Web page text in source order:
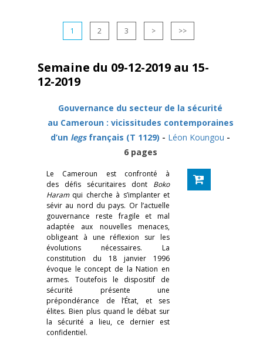
1 2 3 > >>
Semaine du 09-12-2019 au 15-
12-2019
Gouvernance du secteur de la sécurité
au Cameroun : vicissitudes contemporaines
d’un legs français (T 1129) - Léon Koungou -
6 pages
Le Cameroun est confronté à
des défis sécuritaires dont Boko
Haramqui cherche à s’implanter et
sévir au nord du pays. Or l’actuelle
gouvernance reste fragile et mal
adaptée aux nouvelles menaces,
obligeant à une réflexion sur les
évolutions nécessaires. La
constitution du 18 janvier 1996
évoque le concept de la Nation en
armes. Toutefois le dispositif de
sécurité présente une
prépondérance de l’État, et ses
élites. Bien plus quand le débat sur
la sécurité a lieu, ce dernier est
confidentiel.